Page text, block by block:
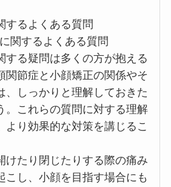
するよくある質問
関するよくある質問
する疑問は多くの方が抱える
関節症と小顔矯正の関係やそ
、しっかりと理解しておきた
。これらの質問に対する理解
より効果的な対策を講じるこ
けたり閉じたりする際の痛み
こし、小顔を目指す場合にも